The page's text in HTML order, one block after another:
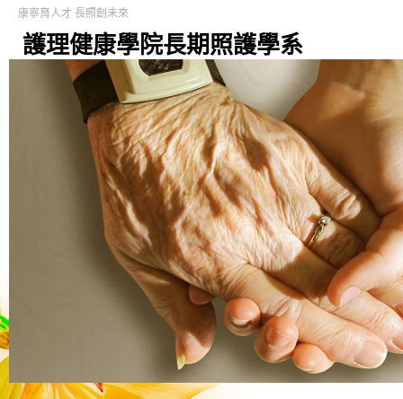
護理健康學院長期照護學系
康寧育人才 長照創未來